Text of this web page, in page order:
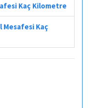
Kaç Kilometre
Mesafesi Kaç